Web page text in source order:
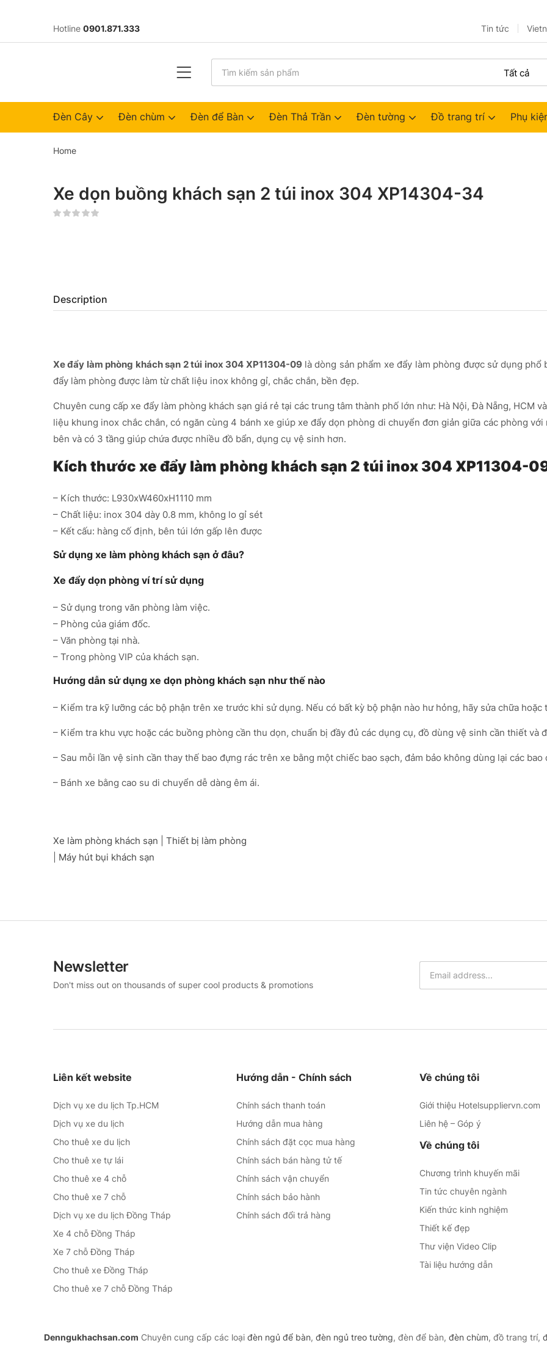
Hotline 0901.871.333 Tin tức
Đèn Cây Đèn chùm Đèn để Bàn Đèn Thả Trần Đèn tường Đồ trang trí Phụ
Home
Xe dọn buồng khách sạn 2 túi inox 304 XP14304-34
Description
Xe đẩy làm phòng khách sạn 2 túi inox 304 XP11304-09là dòng sản phẩm xe đẩy làm phòng được sử dụng
đẩy làm phòng được làm từ chất liệu inox không gỉ, chắc chắn, bền đẹp.
Chuyên cung cấp xe đẩy làm phòng khách sạn giá rẻ tại các trung tâm thành phố lớn như: Hà Nội, Đà Nẵng, HCM
liệu khung inox chắc chắn, có ngăn cùng 4 bánh xe giúp xe đẩy dọn phòng di chuyển đơn giản giữa các phòng
bên và có 3 tầng giúp chứa được nhiều đồ bẩn, dụng cụ vệ sinh hơn.
Kích thước xe đẩy làm phòng khách sạn 2 túi inox 304 XP11304-
– Kích thước: L930xW460xH1110 mm
– Chất liệu: inox 304 dày 0.8 mm, không lo gỉ sét
– Kết cấu: hàng cố định, bên túi lớn gấp lên được
Sử dụng xe làm phòng khách sạn ở đâu?
Xe đẩy dọn phòng ví trí sử dụng
– Sử dụng trong văn phòng làm việc.
– Phòng của giám đốc.
– Văn phòng tại nhà.
– Trong phòng VIP của khách sạn.
Hướng dẫn sử dụng xe dọn phòng khách sạn như thế nào
– Kiểm tra kỹ lưỡng các bộ phận trên xe trước khi sử dụng. Nếu có bất kỳ bộ phận nào hư hỏng, hãy sửa chữa hoặc
– Kiểm tra khu vực hoặc các buồng phòng cần thu dọn, chuẩn bị đầy đủ các dụng cụ, đồ dùng vệ sinh cần thiết và
– Sau mỗi lần vệ sinh cần thay thế bao đựng rác trên xe bằng một chiếc bao sạch, đảm bảo không dùng lại các
– Bánh xe bằng cao su di chuyển dễ dàng êm ái.
Xe làm phòng khách sạn
Thiết bị làm phòng
Máy hút bụi khách sạn
Newsletter
Don't miss out on thousands of super cool products & promotions
Liên kết website
Dịch vụ xe du lịch Tp.HCM
Dịch vụ xe du lịch
Cho thuê xe du lịch
Cho thuê xe tự lái
Cho thuê xe 4 chỗ
Cho thuê xe 7 chỗ
Dịch vụ xe du lịch Đồng Tháp
Xe 4 chỗ Đồng Tháp
Xe 7 chỗ Đồng Tháp
Cho thuê xe Đồng Tháp
Cho thuê xe 7 chỗ Đồng Tháp
Hướng dẫn - Chính sách
Chính sách thanh toán
Hướng dẫn mua hàng
Chính sách đặt cọc mua hàng
Chính sách bán hàng tử tế
Chính sách vận chuyển
Chính sách bảo hành
Chính sách đổi trả hàng
Về chúng tôi
Giới thiệu Hotelsuppliervn.com
Liên hệ – Góp ý
Về chúng tôi
Chương trình khuyến mãi
Tin tức chuyên ngành
Kiến thức kinh nghiệm
Thiết kế đẹp
Thư viện Video Clip
Tài liệu hướng dẫn
Denngukhachsan.com Chuyên cung cấp các loại đèn ngủ để bàn, đèn ngủ treo tường, đèn để bàn, đèn chùm, đồ trang trí,